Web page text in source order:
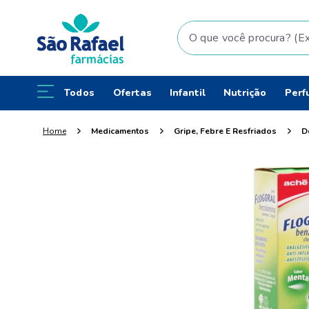
O que você procura? (Ex:
Todos Ofertas Infantil Nutrição
Medicamentos Gripe, Febre E Resfriados